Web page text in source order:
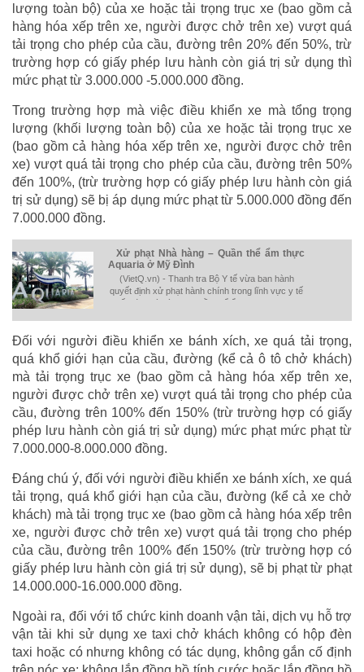
lượng toàn bộ) của xe hoặc tải trọng trục xe (bao gồm cả
hàng hóa xếp trên xe, người được chở trên xe) vượt quá
tải trọng cho phép của cầu, đường trên 20% đến 50%, trừ
trường hợp có giấy phép lưu hành còn giá trị sử dụng thì
mức phạt từ 3.000.000 -5.000.000 đồng.
Trong trường hợp mà việc điều khiển xe mà tổng trọng
lượng (khối lượng toàn bộ) của xe hoặc tải trọng trục xe
(bao gồm cả hàng hóa xếp trên xe, người được chở trên
xe) vượt quá tải trọng cho phép của cầu, đường trên 50%
đến 100%, (trừ trường hợp có giấy phép lưu hành còn giá
trị sử dụng) sẽ bị áp dụng mức phạt từ 5.000.000 đồng đến
7.000.000 đồng.
Xử phạt Nhà hàng – Quần thể ẩm thực
Aquaria ở Mỹ Đình
(VietQ.vn) - Thanh tra Bộ Y tế vừa ban hành
quyết định xử phạt hành chính trong lĩnh vực y tế
đối với Nhà hàng – Quần thể ẩm thực Aquaria.
Đối với người điều khiển xe bánh xích, xe quá tải trọng,
quá khổ giới hạn của cầu, đường (kể cả ô tô chở khách)
mà tải trọng trục xe (bao gồm cả hàng hóa xếp trên xe,
người được chở trên xe) vượt quá tải trọng cho phép của
cầu, đường trên 100% đến 150% (trừ trường hợp có giấy
phép lưu hành còn giá trị sử dụng) mức phạt mức phạt từ
7.000.000-8.000.000 đồng.
Đáng chú ý, đối với người điều khiển xe bánh xích, xe quá
tải trọng, quá khổ giới hạn của cầu, đường (kể cả xe chở
khách) mà tải trọng trục xe (bao gồm cả hàng hóa xếp trên
xe, người được chở trên xe) vượt quá tải trọng cho phép
của cầu, đường trên 100% đến 150% (trừ trường hợp có
giấy phép lưu hành còn giá trị sử dụng), sẽ bị phạt từ phạt
14.000.000-16.000.000 đồng.
Ngoài ra, đối với tổ chức kinh doanh vận tải, dịch vụ hỗ trợ
vận tải khi sử dụng xe taxi chở khách không có hộp đèn
taxi hoặc có nhưng không có tác dụng, không gắn cố định